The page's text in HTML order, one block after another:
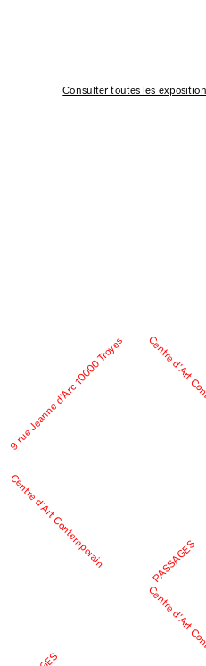
Consulter toutes les
9 rue Jeanne d’Arc 10000 Troyes
Centre d’Art Contemporain
Centre
PASSAGES
Centre